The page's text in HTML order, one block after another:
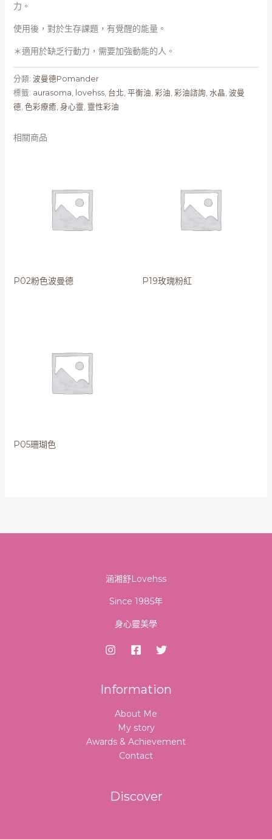
力。
使用後，對於生存課題，有覺醒的能量。
＊適用於缺乏行動力，需要加強動能的人。
分類: 波曼德Pomander
標籤: aurasoma lovehss, 台北 平衡油 彩油 彩油諮詢 水晶 波曼
德 色彩療癒 身心靈 靈性彩油
相關商品
P02粉色波曼德 P19玫瑰粉紅
P05珊瑚色
涵湘舒Lovehss
Since 1985年
身心靈美學
Information
About Me
My story
Awards & Achievement
Contact
Discover